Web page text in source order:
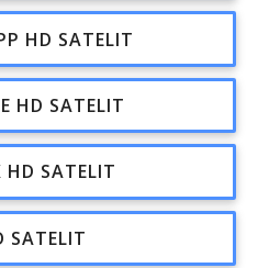
HD SATELIT
HD SATELIT
SATELIT
SATELIT